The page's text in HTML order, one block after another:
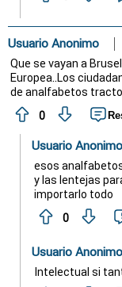
Usuario Anonimo
Que se vayan a
Europea..Los
de analfabetos
0
Usuario Anonimo
esos
y las lentejas
importarlo todo
0
Usuario Anonimo
Intelectual si